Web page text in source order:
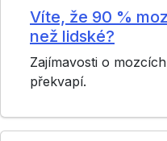
Víte, že 90 %
než lidské?
Zajímavosti o
překvapí.